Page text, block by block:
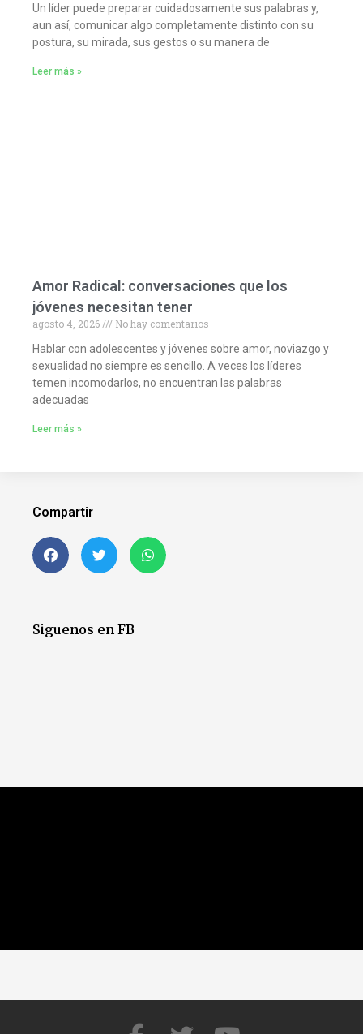
Un líder puede preparar cuidadosamente sus palabras y,
aun así, comunicar algo completamente distinto con su
postura, su mirada, sus gestos o su manera de
Leer más »
Amor Radical: conversaciones que los
jóvenes necesitan tener
agosto 4, 2026
No hay comentarios
Hablar con adolescentes y jóvenes sobre amor, noviazgo y
sexualidad no siempre es sencillo. A veces los líderes
temen incomodarlos, no encuentran las palabras
adecuadas
Leer más »
Compartir
Siguenos en FB